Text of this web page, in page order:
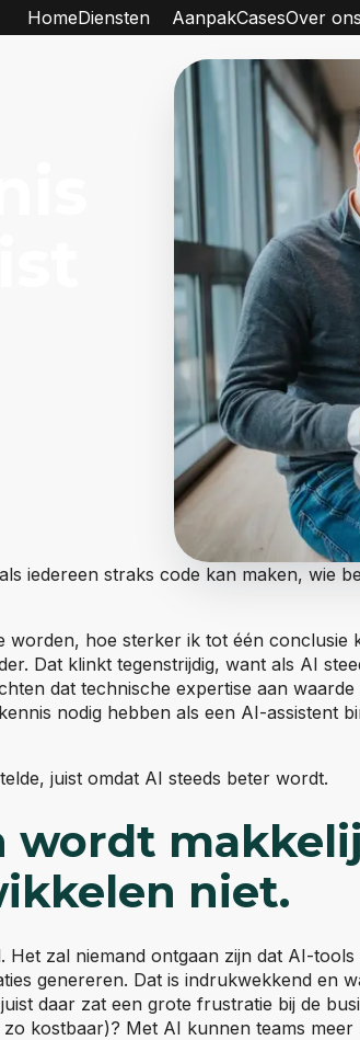
HomeDiensten AanpakCasesOver ons
iedereen straks code kan maken, wie
worden, hoe sterker ik tot één conclusie
Dat klinkt tegenstrijdig, want als AI
dat technische expertise aan
nodig hebben als een AI-assistent
juist omdat AI steeds beter wordt.
wordt
niet.
Het zal niemand ontgaan zijn dat AI-
genereren. Dat is indrukwekkend en
daar zat een grote frustratie bij de
kostbaar)? Met AI kunnen teams meer